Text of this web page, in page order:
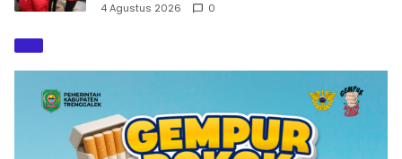
4 Agustus 2026 0